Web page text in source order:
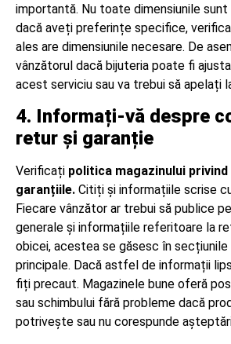
importantă. Nu toate dimensiunile sunt
dacă aveți preferințe specifice,
ales are dimensiunile necesare. De
vânzătorul dacă bijuteria poate fi
acest serviciu sau va trebui să apelați
4. Informați-vă despre
retur și garanție
Verificați politica magazinului
garanțiile. Citiți și informațiile scrise
Fiecare vânzător ar trebui să publice
generale și informațiile referitoare la
obicei, acestea se găsesc în secțiunile
principale. Dacă astfel de informații
fiți precaut. Magazinele bune oferă
sau schimbului fără probleme dacă
potrivește sau nu corespunde